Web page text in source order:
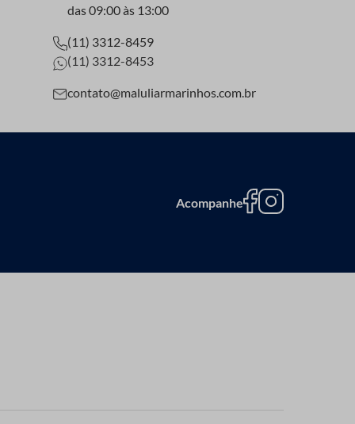
das 09:00 às 13:00
(11) 3312-8459
(11) 3312-8453
contato@maluliarmarinhos.com.br
Acompanhe